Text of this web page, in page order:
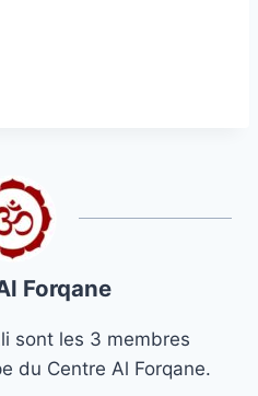
Forqane
sont les 3 membres
du Centre Al Forqane.